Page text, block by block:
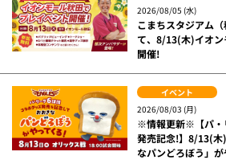
2026/08/05 (水)
こまちスタジアム
て、8/13(木)イオン
開催!
イベント
2026/08/03 (月)
※情報更新※【パ・
発売記念!】8/13(木
なパンどろぼう」